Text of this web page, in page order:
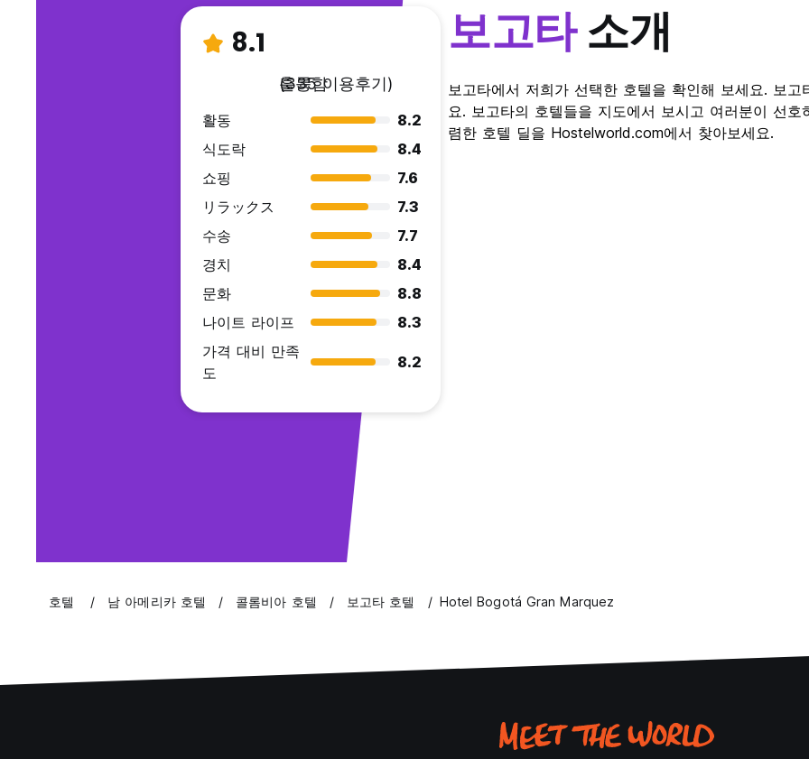
8.1
훌륭함
(335 이용후기)
활동
8.2
식도락
8.4
쇼핑
7.6
リラックス
7.3
수송
7.7
경치
8.4
문화
8.8
나이트 라이프
8.3
가격 대비 만족
도
8.2
보고타소개
보고타에서 저희가 선택한 호텔을 확인해 보세요. 보
요. 보고타의 호텔들을 지도에서 보시고 여러분이 선
렴한 호텔 딜을 Hostelworld.com에서 찾아보세요.
호텔 남 아메리카 호텔 콜롬비아 호텔 보고타 호텔 Hotel Bogotá Gran Marquez